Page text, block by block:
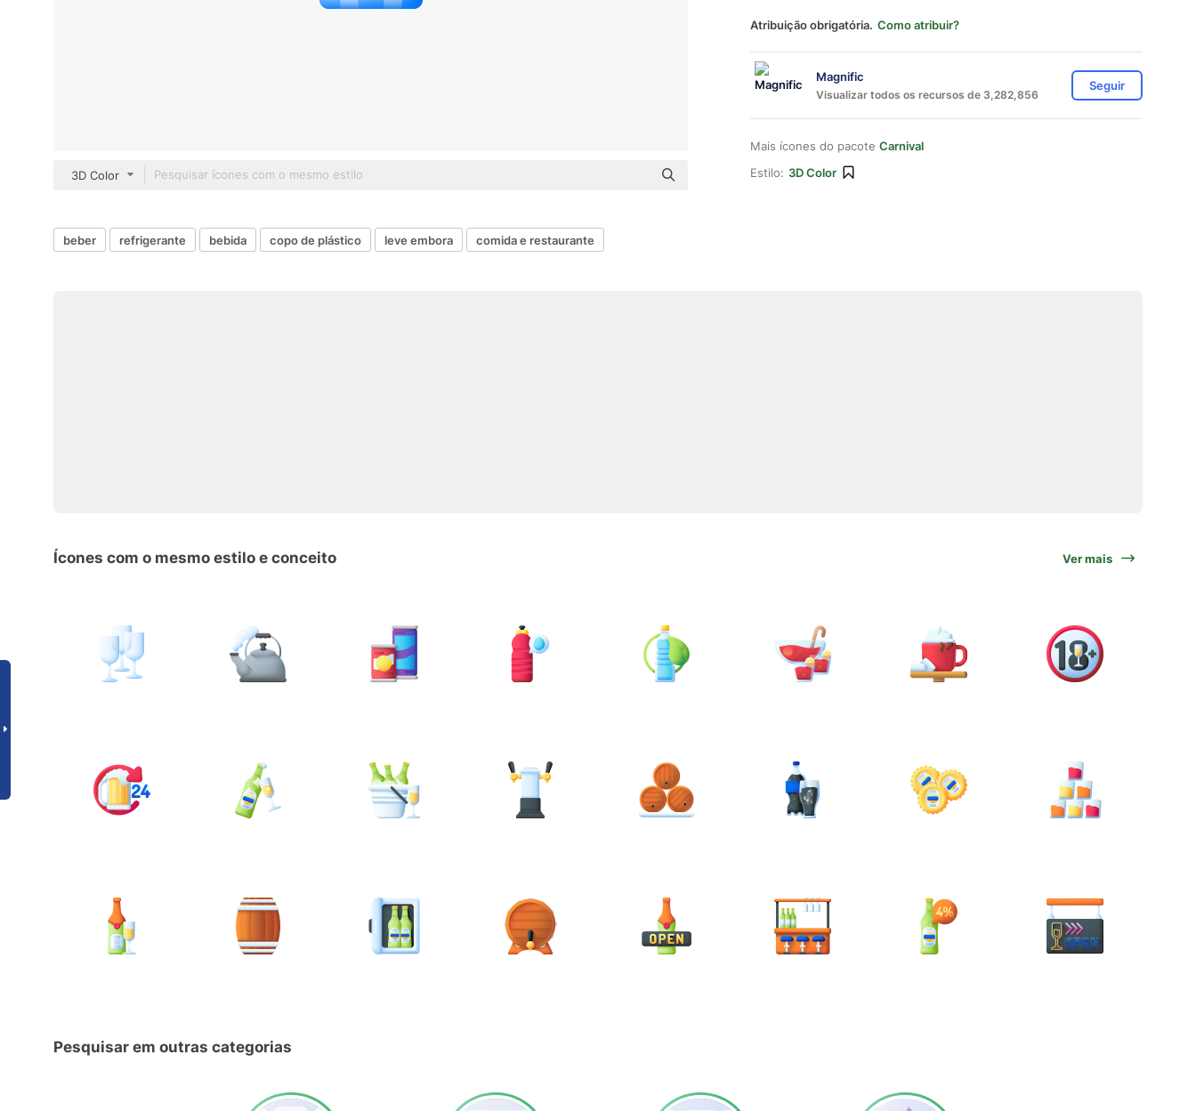
3D Color
Atribuição obrigatória. Como atribuir?
Magnific
Visualizar todos os recursos de 3,282,856
Seguir
Mais ícones do pacote Carnival
Estilo: 3D Color
beber refrigerante bebida copo de plástico leve embora comida e restaurante
Ícones com o mesmo estilo e conceito Ver mais
Pesquisar em outras categorias